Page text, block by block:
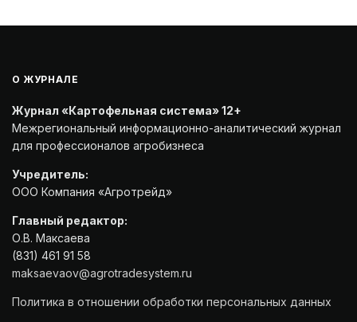
О ЖУРНАЛЕ
Журнал «Картофельная система» 12+
Межрегиональный информационно-аналитический журнал
для профессионалов агробизнеса
Учредитель:
ООО Компания «Агротрейд»
Главный редактор:
О.В. Максаева
(831) 461 91 58
maksaevaov@agrotradesystem.ru
Политика в отношении обработки персональных данных